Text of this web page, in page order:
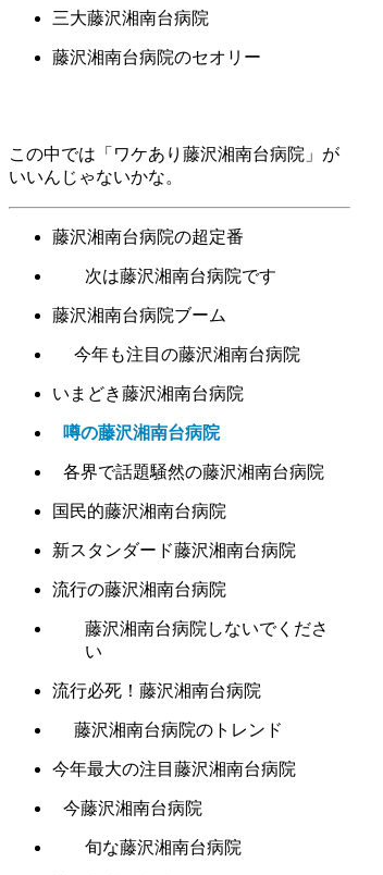
三大藤沢湘南台病院
藤沢湘南台病院のセオリー
この中では「ワケあり藤沢湘南台病院」が
いいんじゃないかな。
藤沢湘南台病院の超定番
次は藤沢湘南台病院です
藤沢湘南台病院ブーム
今年も注目の藤沢湘南台病院
いまどき藤沢湘南台病院
噂の藤沢湘南台病院
各界で話題騒然の藤沢湘南台病院
国民的藤沢湘南台病院
新スタンダード藤沢湘南台病院
流行の藤沢湘南台病院
藤沢湘南台病院しないでくださ
い
流行必死！藤沢湘南台病院
藤沢湘南台病院のトレンド
今年最大の注目藤沢湘南台病院
今藤沢湘南台病院
旬な藤沢湘南台病院